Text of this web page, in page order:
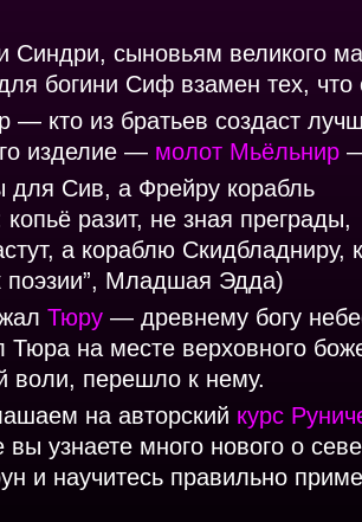
— кто из братьев создаст
изделие — молот Мьёльнир
Синдри, сыновьям великого
богини Сиф взамен тех, что
Тюру — древнему богу
на месте верховного
воли, перешло к нему.
для Сив, а Фрейру корабль
разит, не зная преграды,
а кораблю Скидбладниру,
поэзии”, Младшая Эдда)
на авторский курс
узнаете много нового о
и научитесь правильно